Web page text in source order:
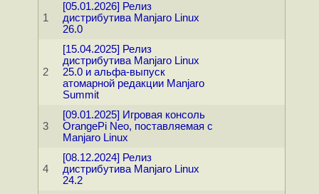
1
[05.01.2026] Релиз
дистрибутива Manjaro Linux
26.0
2
[15.04.2025] Релиз
дистрибутива Manjaro Linux
25.0 и альфа-выпуск
атомарной редакции Manjaro
Summit
3
[09.01.2025] Игровая консоль
OrangePi Neo, поставляемая с
Manjaro Linux
4
[08.12.2024] Релиз
дистрибутива Manjaro Linux
24.2